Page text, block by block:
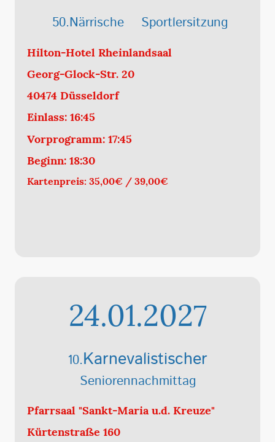
50.Närrische Sportlersitzung
Hilton-Hotel Rheinlandsaal
Georg-Glock-Str. 20
40474 Düsseldorf
Einlass: 16:45
Vorprogramm: 17:45
Beginn: 18:30
Kartenpreis: 35,00€ / 39,00€
24.01.2027
10.Karnevalistischer
Seniorennachmittag
Pfarrsaal "Sankt-Maria u.d. Kreuze"
Kürtenstraße 160